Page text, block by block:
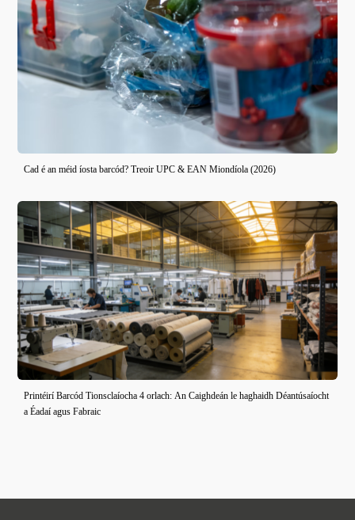
Cad é an méid íosta barcód? Treoir UPC & EAN Miondíola (2026)
Printéirí Barcód Tionsclaíocha 4 orlach: An Caighdeán le haghaidh Déantúsaíocht
a Éadaí agus Fabraic